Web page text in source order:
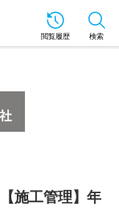
閲覧履歴 検索
施工管理】年